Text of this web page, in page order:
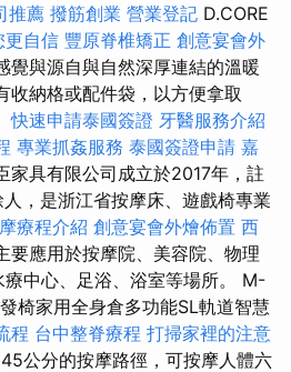
推薦 撥筋創業 營業登記 D.CORE
更自信 豐原脊椎矯正 創意宴會外
覺與源自與自然深厚連結的溫暖
收納格或配件袋，以方便拿取
快速申請泰國簽證 牙醫服務介紹
專業抓姦服務 泰國簽證申請 嘉
家具有限公司成立於2017年，註
，是浙江省按摩床、遊戲椅專業
療程介紹 創意宴會外燴佈置 西
要應用於按摩院、美容院、物理
中心、足浴、浴室等場所。 M-
椅家用全身倉多功能SL軌道智慧
程 台中整脊療程 打掃家裡的注意
公分的按摩路徑，可按摩人體六